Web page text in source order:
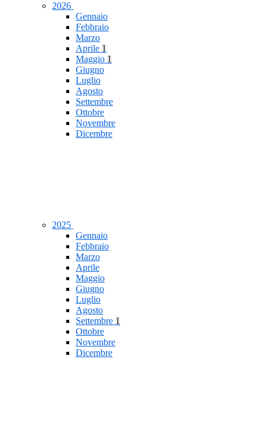
2026
Gennaio
Febbraio
Marzo
Aprile 1
Maggio 1
Giugno
Luglio
Agosto
Settembre
Ottobre
Novembre
Dicembre
2025
Gennaio
Febbraio
Marzo
Aprile
Maggio
Giugno
Luglio
Agosto
Settembre 1
Ottobre
Novembre
Dicembre